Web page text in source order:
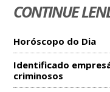
CONTINUE
Horóscopo do Dia
Identificado
criminosos